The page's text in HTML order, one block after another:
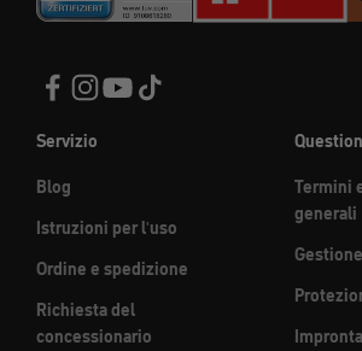
Servizio
Blog
Istruzioni per l'uso
Ordine e spedizione
Richiesta del
concessionario
Termini
generali
Impronta